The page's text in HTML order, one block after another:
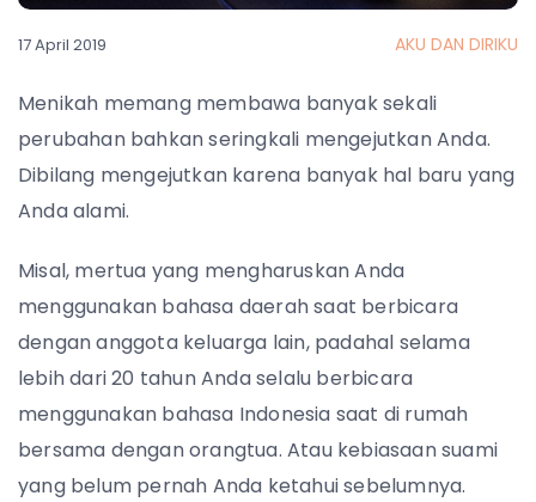
17 April 2019 AKU DAN DIRIKU
Menikah memang membawa banyak sekali
perubahan bahkan seringkali mengejutkan Anda.
Dibilang mengejutkan karena banyak hal baru yang
Anda alami.
Misal, mertua yang mengharuskan Anda
menggunakan bahasa daerah saat berbicara
dengan anggota keluarga lain, padahal selama
lebih dari 20 tahun Anda selalu berbicara
menggunakan bahasa Indonesia saat di rumah
bersama dengan orangtua. Atau kebiasaan suami
yang belum pernah Anda ketahui sebelumnya.